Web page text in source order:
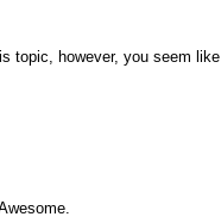
topic, however, you seem